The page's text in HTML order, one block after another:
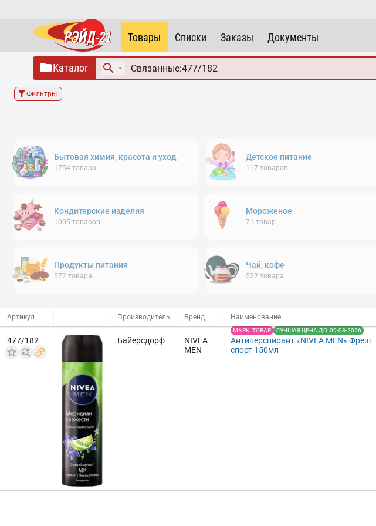
Товары Списки Заказы Документы
Каталог
Фильтры
Бытовая химия, красота и уход
1754 товара
Детское питание
117 товаров
Кондитерские изделия
1005 товаров
Мороженое
71 товар
Продукты питания
572 товара
Чай, кофе
522 товара
Артикул Производитель Бренд Наименование
477/182 Байерсдорф
NIVEA
MEN
МАРК. ТОВАР ЛУЧШАЯ ЦЕНА ДО: 09-08-2026
Антиперспирант «NIVEA MEN» Фреш
спорт 150мл